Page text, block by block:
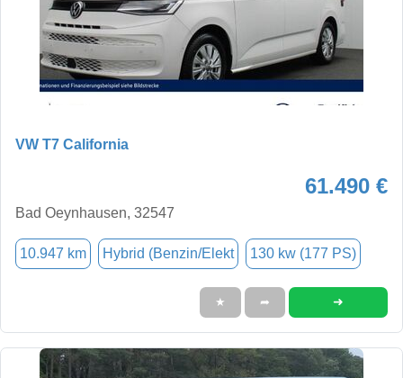
VW T7 California
61.490 €
Bad Oeynhausen, 32547
10.947 km Hybrid (Benzin/Elekt 130 kw (177 PS)
★ ➦ ➜